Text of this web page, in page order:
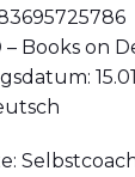
– Books on